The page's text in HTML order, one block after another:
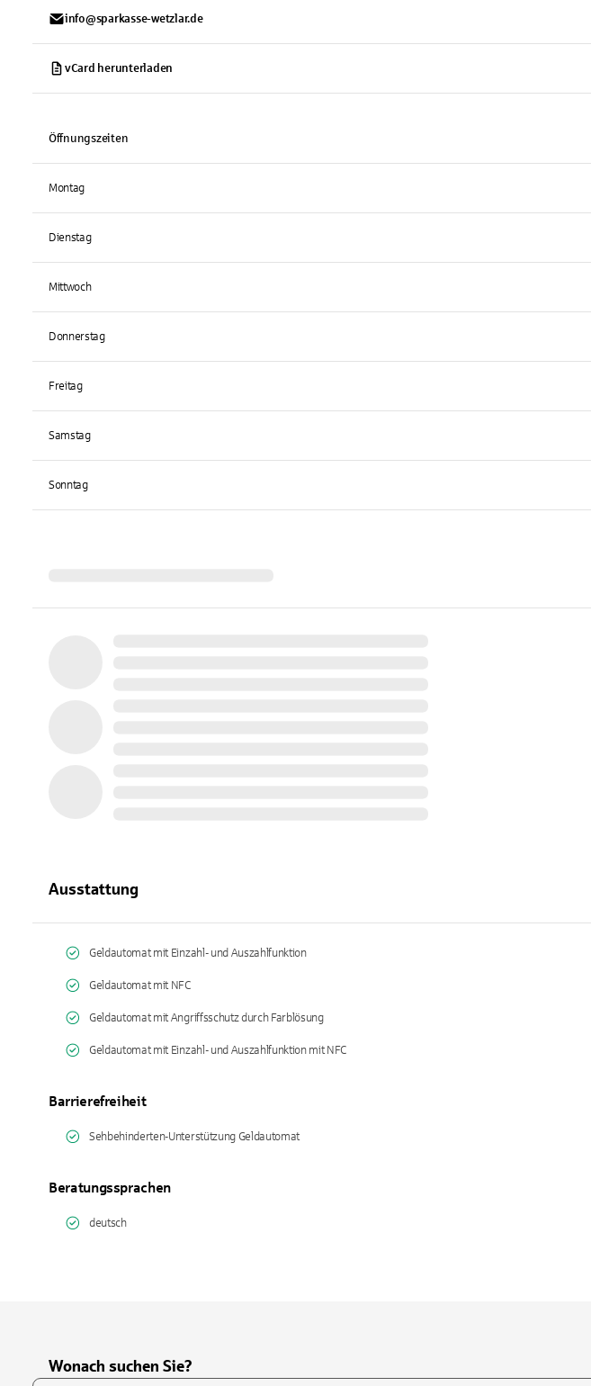
info@sparkasse-wetzlar.de
vCard herunterladen
Öffnungszeiten
Montag
Dienstag
Mittwoch
Donnerstag
Freitag
Samstag
Sonntag
Ausstattung
Geldautomat mit Einzahl- und Auszahlfunktion
Geldautomat mit NFC
Geldautomat mit Angriffsschutz durch Farblösung
Geldautomat mit Einzahl- und Auszahlfunktion mit NFC
Barrierefreiheit
Sehbehinderten-Unterstützung Geldautomat
Beratungssprachen
deutsch
Wonach suchen Sie?